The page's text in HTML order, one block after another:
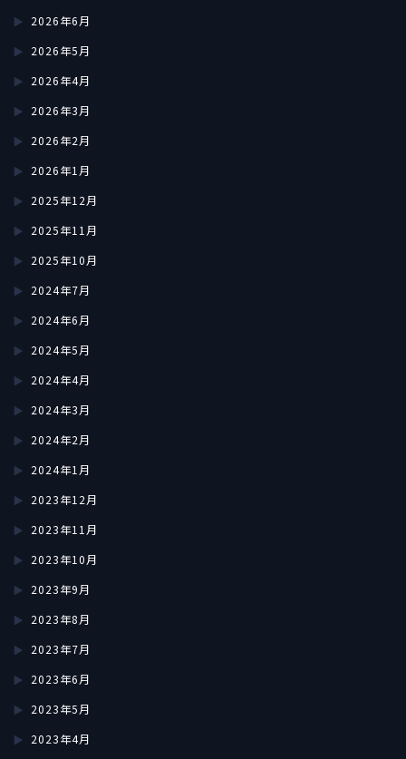
2026年6月
2026年5月
2026年4月
2026年3月
2026年2月
2026年1月
2025年12月
2025年11月
2025年10月
2024年7月
2024年6月
2024年5月
2024年4月
2024年3月
2024年2月
2024年1月
2023年12月
2023年11月
2023年10月
2023年9月
2023年8月
2023年7月
2023年6月
2023年5月
2023年4月